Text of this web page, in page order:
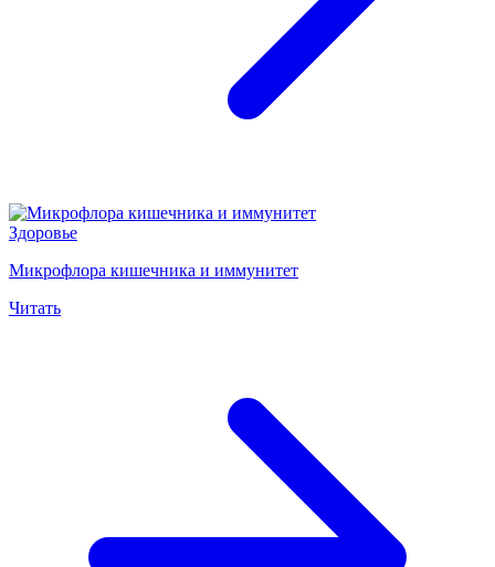
Здоровье
Микрофлора кишечника и иммунитет
Читать